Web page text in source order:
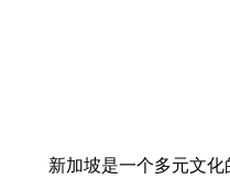
新加坡是一个多元文